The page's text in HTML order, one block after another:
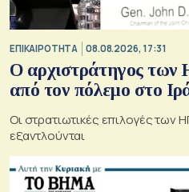
ΕΠΙΚΑΙΡΟΤΗΤΑ 08.08.2026, 17:31
Ο αρχιστράτηγος των
από τον πόλεμο στο
Οι στρατιωτικές επιλογές των
εξαντλούνται